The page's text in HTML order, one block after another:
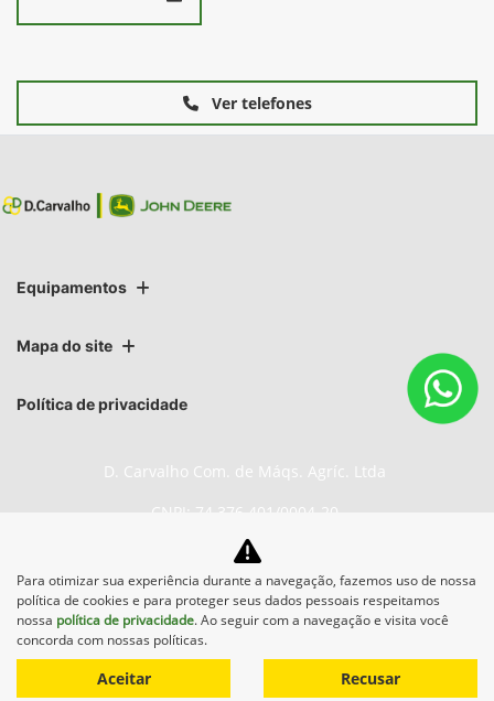
Ver telefones
Equipamentos
Mapa do site
Política de privacidade
D. Carvalho Com. de Máqs. Agríc. Ltda
CNPJ: 74.376.401/0004-20
No trânsito, enxergar o outro
salva vidas.
Para otimizar sua experiência durante a navegação, fazemos uso de nossa
política de cookies e para proteger seus dados pessoais respeitamos
nossa política de privacidade. Ao seguir com a navegação e visita você
concorda com nossas políticas.
Aceitar Recusar